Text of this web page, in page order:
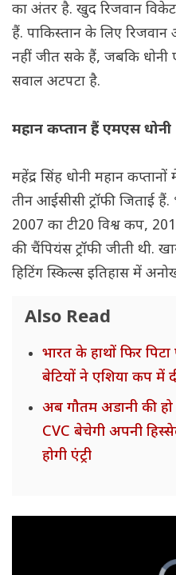
का अंतर है. खुद रिजवान
हैं. पाकिस्तान के लिए
नहीं जीत सके हैं, जबकि
सवाल अटपटा है.
महान कप्तान हैं एमएस धोनी
महेंद्र सिंह धोनी महान
तीन आईसीसी ट्रॉफी जिताई
2007 का टी20 विश्व कप,
की चैंपियंस ट्रॉफी जीती थी.
हिटिंग स्किल्स इतिहास में
Also Read
भारत के हाथों फिर पिटा
बेटियों ने एशिया कप में
अब गौतम अडानी की
CVC बेचेगी अपनी
होगी एंट्री